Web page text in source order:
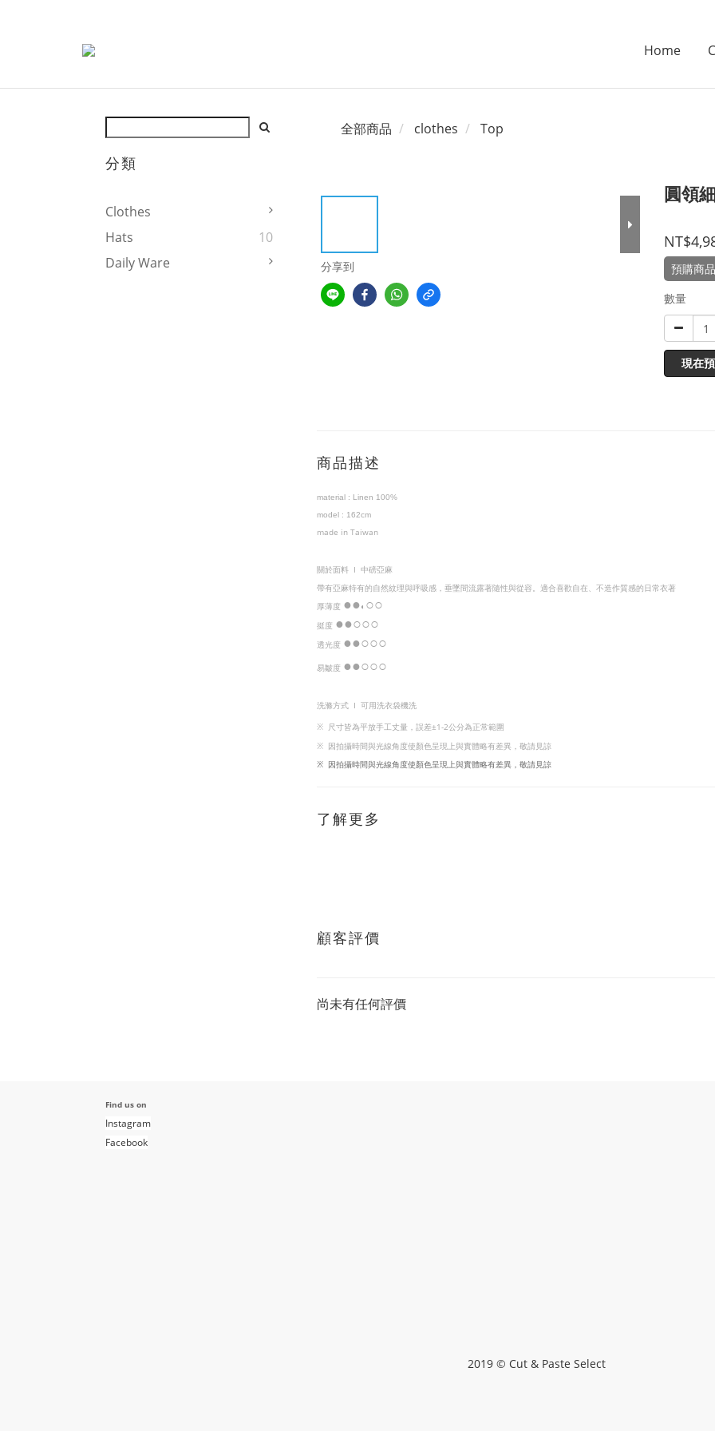
Home
分類
Clothes
Hats
10
Daily Ware
全部商品 clothes Top
分享到
圓領
預購商
數量
現在
商品描述
material : Linen 100%
model : 162cm
made in Taiwan
關於面料 I 中磅亞麻
帶有亞麻特有的自然紋理與呼吸感，垂墜間流露著隨性與從容。適合喜歡自在、不造作質感的日常衣著
厚薄度 ●●◐ ○○
挺度 ●●○○○
透光度 ●●○○○
易皺度 ●●○○○
洗滌方式 I 可用洗衣袋機洗
※ 尺寸皆為平放手工丈量， 誤差±1-2公分為正常範圍
※ 因拍攝時間與光線角度使顏色呈現上與實體略有差異，敬請見諒
※ 因拍攝時間與光線角度使顏色呈現上與實體略有差異，敬請見諒
了解更多
顧客評價
尚未有任何評價
Find us on
Instagram
Facebook
2019 © Cut & Paste Select